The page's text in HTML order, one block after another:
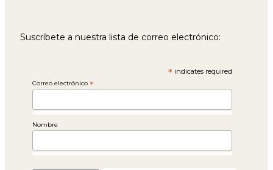
Suscríbete a nuestra lista de correo electrónico:
* indicates required
Correo electrónico *
Nombre